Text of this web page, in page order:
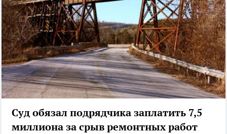
Суд обязал подрядчика заплатить 7,5
миллиона за срыв ремонтных работ